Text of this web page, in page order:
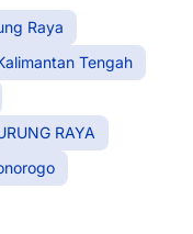
Raya
Tengah
RAYA